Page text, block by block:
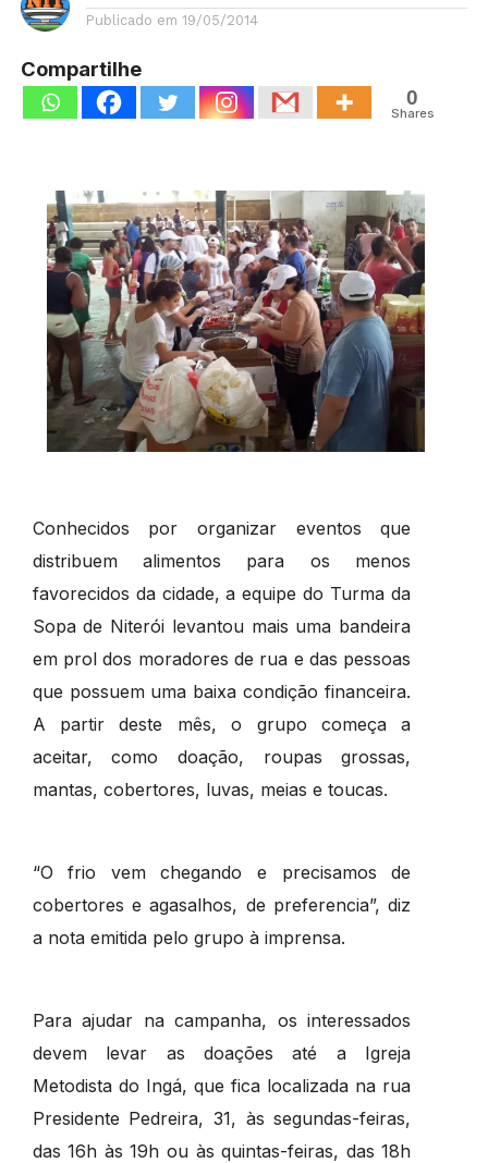
Publicado em 19/05/2014
Compartilhe
0
Shares
Conhecidos por organizar eventos que
distribuem alimentos para os menos
favorecidos da cidade, a equipe do Turma da
Sopa de Niterói levantou mais uma bandeira
em prol dos moradores de rua e das pessoas
que possuem uma baixa condição financeira.
A partir deste mês, o grupo começa a
aceitar, como doação, roupas grossas,
mantas, cobertores, luvas, meias e toucas.
“O frio vem chegando e precisamos de
cobertores e agasalhos, de preferencia”, diz
a nota emitida pelo grupo à imprensa.
Para ajudar na campanha, os interessados
devem levar as doações até a Igreja
Metodista do Ingá, que fica localizada na rua
Presidente Pedreira, 31, às segundas-feiras,
das 16h às 19h ou às quintas-feiras, das 18h